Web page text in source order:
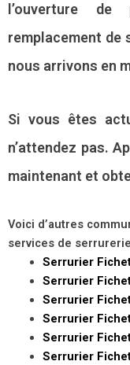
l’ouverture
remplacement de
nous arrivons en
Si vous êtes
n’attendez pas.
maintenant et
Voici d’autres
services de
Serrurier
Serrurier
Serrurier
Serrurier
Serrurier
Serrurier